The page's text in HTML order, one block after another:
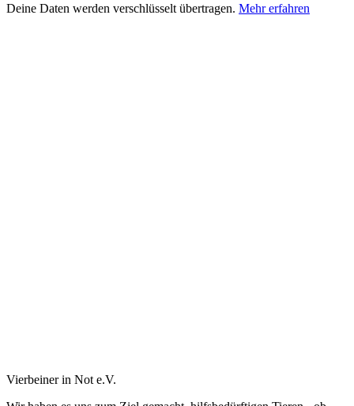
Deine Daten werden verschlüsselt übertragen. Mehr erfahren
Vierbeiner in Not e.V.